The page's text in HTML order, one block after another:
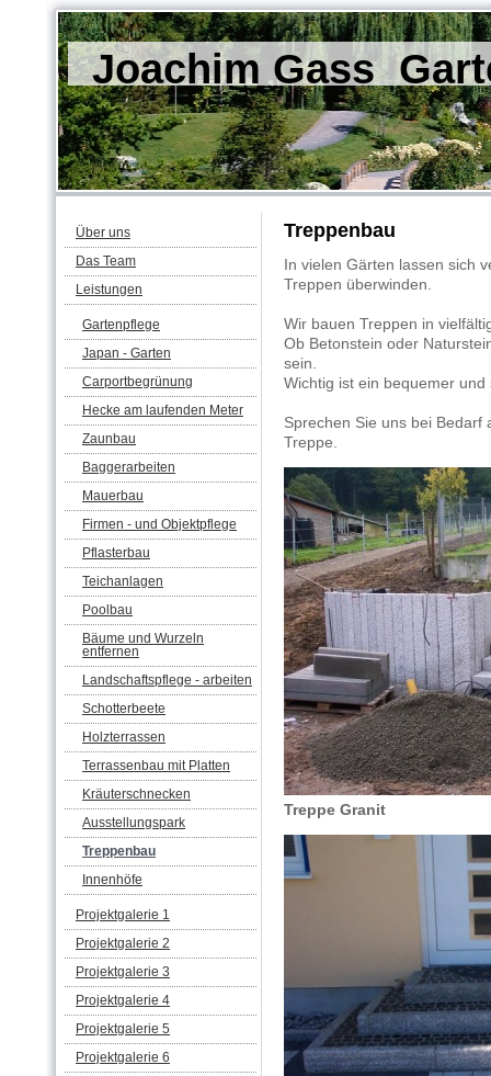
Joachim Gass
Über uns
Das Team
Leistungen
Gartenpflege
Japan - Garten
Carportbegrünung
Hecke am laufenden Meter
Zaunbau
Baggerarbeiten
Mauerbau
Firmen - und Objektpflege
Pflasterbau
Teichanlagen
Poolbau
Bäume und Wurzeln
entfernen
Landschaftspflege - arbeiten
Schotterbeete
Holzterrassen
Terrassenbau mit Platten
Kräuterschnecken
Ausstellungspark
Treppenbau
Innenhöfe
Projektgalerie 1
Projektgalerie 2
Projektgalerie 3
Projektgalerie 4
Projektgalerie 5
Projektgalerie 6
Treppenbau
In vielen Gärten lassen sich
Treppen überwinden.
Wir bauen Treppen in
Ob Betonstein oder
sein.
Wichtig ist ein bequemer und
Sprechen Sie uns bei Bedarf
Treppe.
Treppe Granit